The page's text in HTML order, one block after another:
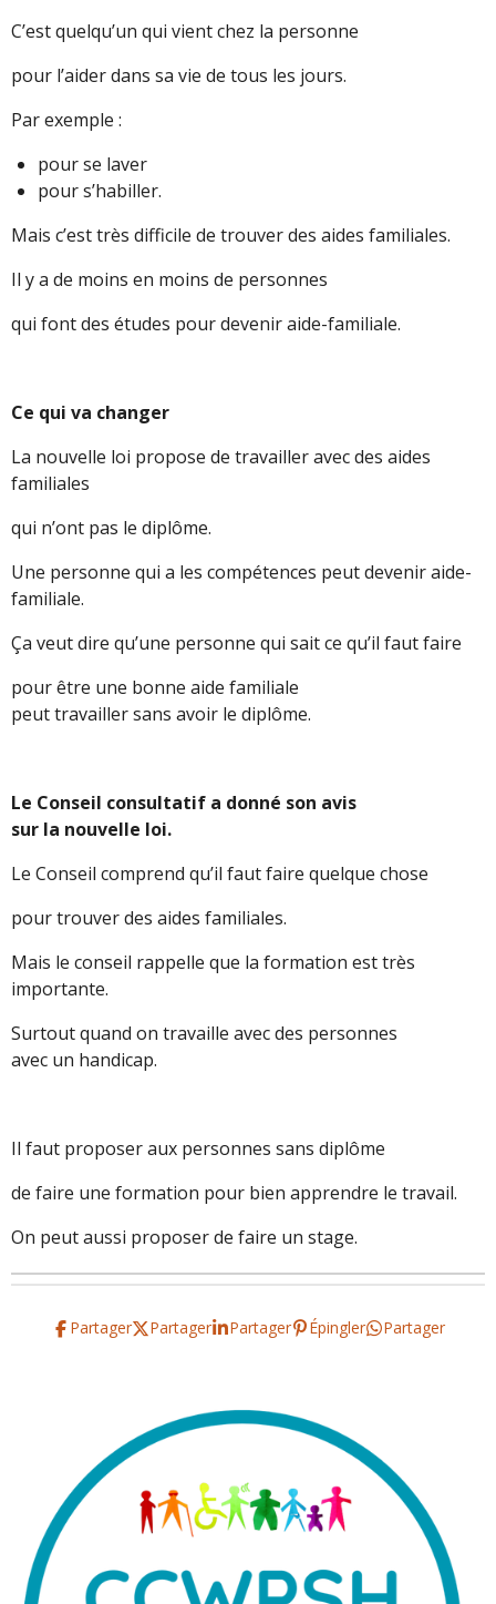
C’est quelqu’un qui vient chez la personne
pour l’aider dans sa vie de tous les jours.
Par exemple :
pour se laver
pour s’habiller.
Mais c’est très difficile de trouver des aides familiales.
Il y a de moins en moins de personnes
qui font des études pour devenir aide-familiale.
Ce qui va changer
La nouvelle loi propose de travailler avec des aides
familiales
qui n’ont pas le diplôme.
Une personne qui a les compétences peut devenir aide-
familiale.
Ça veut dire qu’une personne qui sait ce qu’il faut faire
pour être une bonne aide familiale
peut travailler sans avoir le diplôme.
Le Conseil consultatif a donné son avis
sur la nouvelle loi.
Le Conseil comprend qu’il faut faire quelque chose
pour trouver des aides familiales.
Mais le conseil rappelle que la formation est très
importante.
Surtout quand on travaille avec des personnes
avec un handicap.
Il faut proposer aux personnes sans diplôme
de faire une formation pour bien apprendre le travail.
On peut aussi proposer de faire un stage.
Partager Partager Partager Épingler Partager